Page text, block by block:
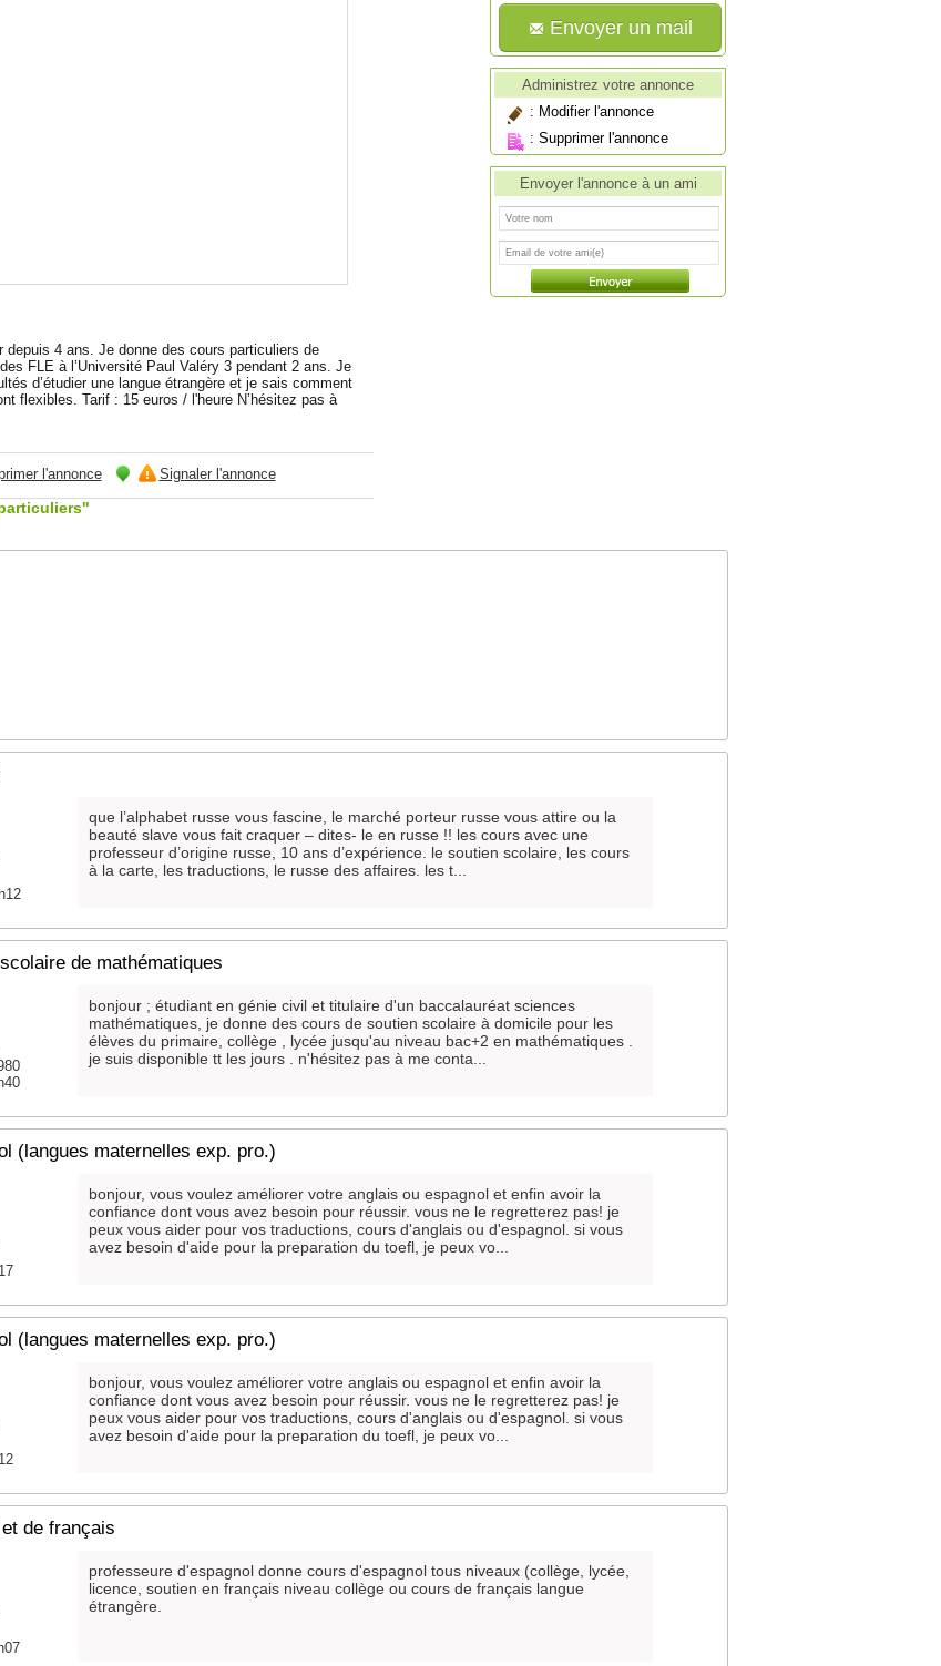
depuis 4 ans. Je donne des cours particuliers de
FLE à l’Université Paul Valéry 3 pendant 2 ans. Je
d’étudier une langue étrangère et je sais comment
flexibles. Tarif : 15 euros / l'heure N’hésitez pas à
l'annonce Signaler l'annonce
Envoyer un mail
Administrez votre annonce
: Modifier l'annonce
: Supprimer l'annonce
Envoyer l'annonce à un ami
que l’alphabet russe vous fascine, le marché porteur russe vous attire ou la
beauté slave vous fait craquer – dites- le en russe !! les cours avec une
professeur d’origine russe, 10 ans d’expérience. le soutien scolaire, les cours
à la carte, les traductions, le russe des affaires. les t...
de mathématiques
bonjour ; étudiant en génie civil et titulaire d'un baccalauréat sciences
mathématiques, je donne des cours de soutien scolaire à domicile pour les
élèves du primaire, collège , lycée jusqu'au niveau bac+2 en mathématiques .
je suis disponible tt les jours . n'hésitez pas à me conta...
(langues maternelles exp. pro.)
bonjour, vous voulez améliorer votre anglais ou espagnol et enfin avoir la
confiance dont vous avez besoin pour réussir. vous ne le regretterez pas! je
peux vous aider pour vos traductions, cours d'anglais ou d'espagnol. si vous
avez besoin d'aide pour la preparation du toefl, je peux vo...
(langues maternelles exp. pro.)
bonjour, vous voulez améliorer votre anglais ou espagnol et enfin avoir la
confiance dont vous avez besoin pour réussir. vous ne le regretterez pas! je
peux vous aider pour vos traductions, cours d'anglais ou d'espagnol. si vous
avez besoin d'aide pour la preparation du toefl, je peux vo...
de français
professeure d'espagnol donne cours d'espagnol tous niveaux (collège, lycée,
licence, soutien en français niveau collège ou cours de français langue
étrangère.